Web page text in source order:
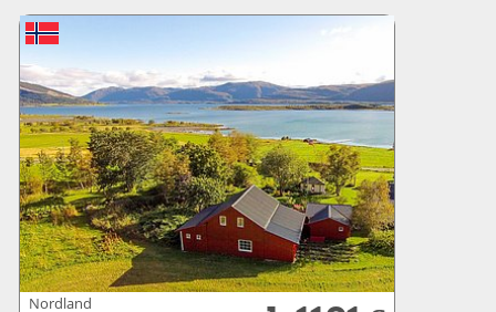
Nordland